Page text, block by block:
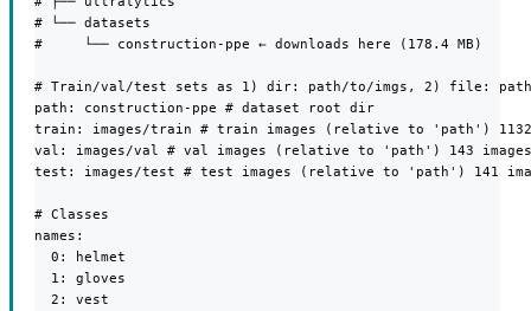
# └── datasets
#     └── construction-ppe ← downloads here (178.4 MB)
# Train/val/test sets as 1) dir: path/to/imgs, 2) file:
path: construction-ppe # dataset root dir
train: images/train # train images (relative to 'path') 1132
val: images/val # val images (relative to 'path') 143 images
test: images/test # test images (relative to 'path') 141
# Classes
names:
  0: helmet
  1: gloves
  2: vest